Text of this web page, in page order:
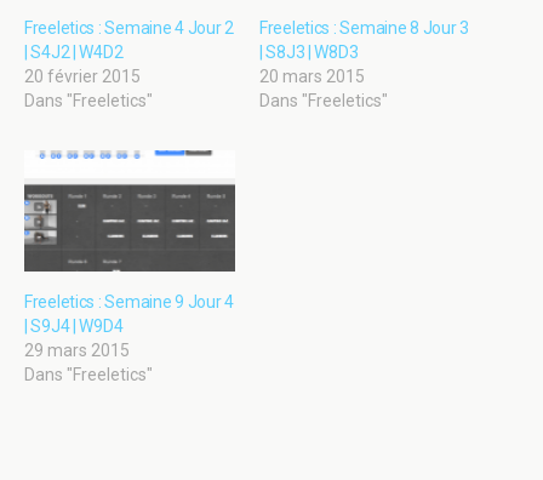
Freeletics : Semaine 4 Jour 2
| S4J2 | W4D2
20 février 2015
Dans "Freeletics"
Freeletics : Semaine 8 Jour 3
| S8J3 | W8D3
20 mars 2015
Dans "Freeletics"
Freeletics : Semaine 9 Jour 4
| S9J4 | W9D4
29 mars 2015
Dans "Freeletics"